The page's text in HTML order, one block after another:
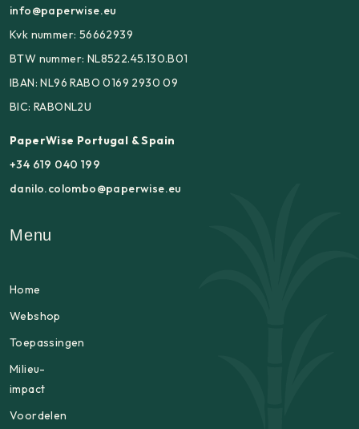
info@paperwise.eu
Kvk nummer: 56662939
BTW nummer: NL8522.45.130.B01
IBAN: NL96 RABO 0169 2930 09
BIC: RABONL2U
PaperWise Portugal & Spain
+34 619 040 199
danilo.colombo@paperwise.eu
Menu
Home
Webshop
Toepassingen
Milieu-
impact
Voordelen